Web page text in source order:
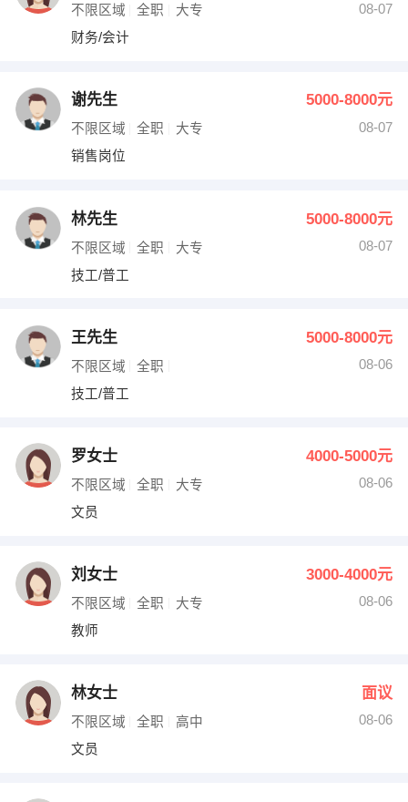
不限区域 全职 大专
08-07
财务/会计
谢先生 5000-8000元
不限区域 全职 大专
08-07
销售岗位
林先生 5000-8000元
不限区域 全职 大专
08-07
技工/普工
王先生 5000-8000元
不限区域 全职
08-06
技工/普工
罗女士 4000-5000元
不限区域 全职 大专
08-06
文员
刘女士 3000-4000元
不限区域 全职 大专
08-06
教师
林女士 面议
不限区域 全职 高中
08-06
文员